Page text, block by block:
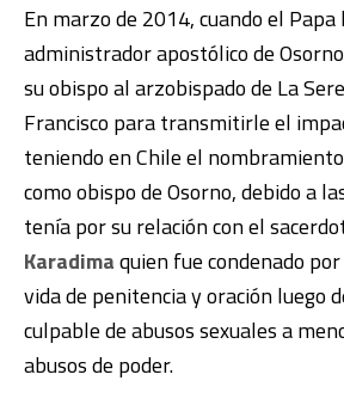
En marzo de 2014, cuando el Papa
administrador apostólico de
su obispo al arzobispado de La
Francisco para transmitirle el
teniendo en Chile el
como obispo de Osorno, debido a
tenía por su relación con el
Karadimaquien fue condenado
vida de penitencia y oración luego
culpable de abusos sexuales a
abusos de poder.